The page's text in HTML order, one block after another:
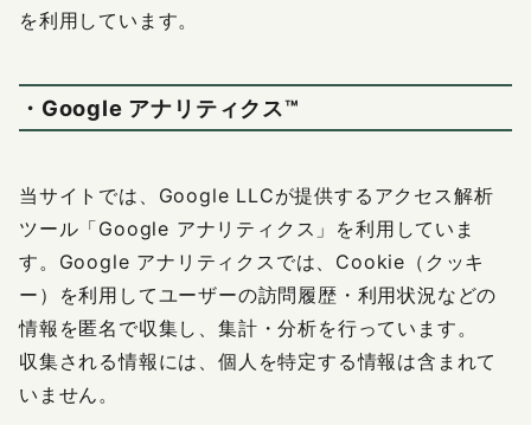
を利用しています。
・Google アナリティクス™
当サイトでは、Google LLCが提供するアクセス解析
ツール「Google アナリティクス」を利用していま
す。Google アナリティクスでは、Cookie（クッキ
ー）を利用してユーザーの訪問履歴・利用状況などの
情報を匿名で収集し、集計・分析を行っています。
収集される情報には、個人を特定する情報は含まれて
いません。